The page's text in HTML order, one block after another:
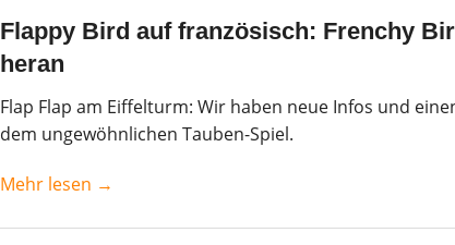
Flappy Bird auf französisch: Frenchy
heran
Flap Flap am Eiffelturm: Wir haben neue Infos und
dem ungewöhnlichen Tauben-Spiel.
Mehr lesen →